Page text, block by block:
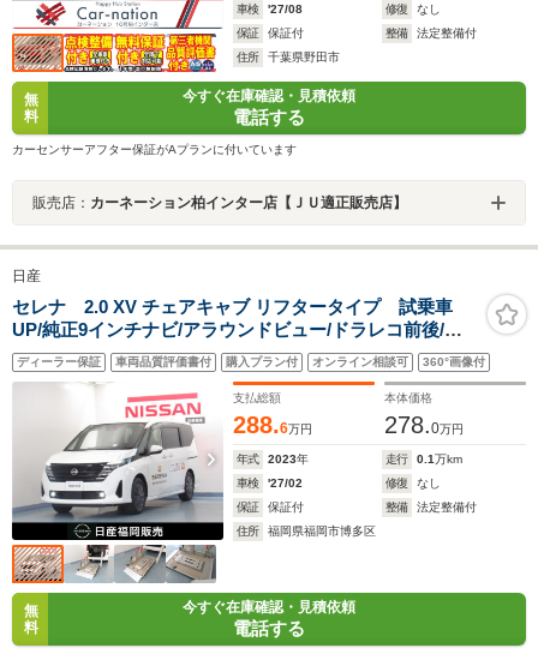
車検
'27/08 修復
なし
保証
保証付 整備
法定整備付
住所
千葉県野田市
無
料
今すぐ在庫確認・見積依頼
電話する
カーセンサーアフター保証がAプランに付いています
販売店： カーネーション柏インター店【ＪＵ適正販売店】
日産
セレナ 2.0 XV チェアキャブ リフタータイプ 試乗車
UP/純正9インチナビ/アラウンドビュー/ドラレコ前後/両
側オートスライドドア/プロパイロット/スマ-トルームミ
ラ-/ETC
ディーラー保証 車両品質評価書付 購入プラン付 オンライン相談可 360°画像付
支払総額
288.6万円
本体価格
278.0万円
年式 2023年 走行 0.1万km
車検
'27/02 修復
なし
保証
保証付 整備
法定整備付
住所
福岡県福岡市博多区
無
料
今すぐ在庫確認・見積依頼
電話する